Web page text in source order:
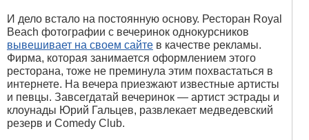
И дело встало на постоянную основу. Ресторан Royal
Beach фотографии с вечеринок однокурсников
вывешивает на своем сайте в качестве рекламы.
Фирма, которая занимается оформлением этого
ресторана, тоже не преминула этим похвастаться в
интернете. На вечера приезжают известные артисты
и певцы. Завсегдатай вечеринок — артист эстрады и
клоунады Юрий Гальцев, развлекает медведевский
резерв и Сomedy Club.